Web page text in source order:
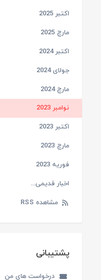
اکتبر 2025
مارچ 2025
اکتبر 2024
جولای 2024
مارچ 2024
نوامبر 2023
اکتبر 2023
مارچ 2023
فوریه 2023
اخبار قدیمی...
مشاهده RSS
پشتیبانی
درخواست های من